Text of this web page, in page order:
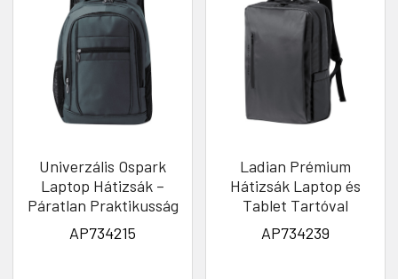
Univerzális Ospark
Laptop Hátizsák –
Páratlan Praktikusság
AP734215
Ladian Prémium
Hátizsák Laptop és
Tablet Tartóval
AP734239